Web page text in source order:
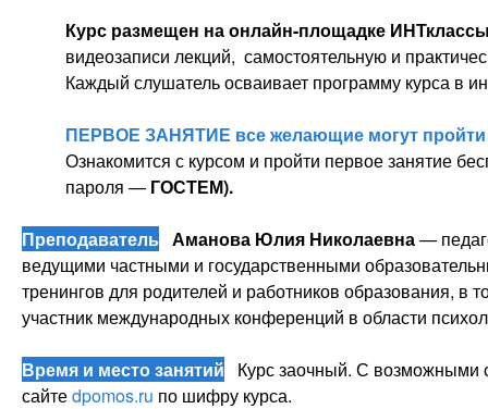
Курс размещен на онлайн-площадке
видеозаписи лекций, самостоятельную и
Каждый слушатель осваивает программу курса в
ПЕРВОЕ ЗАНЯТИЕ все желающие могут
Ознакомится с курсом и пройти первое занятие
пароля — ГОСТЕМ).
Преподаватель Аманова Юлия Николаевна—
ведущими частными и государственными
тренингов для родителей и работников образования, в
участник международных конференций в области
Время и место занятий Курс заочный. С возможными
сайтеdpomos.ru по шифру курса.